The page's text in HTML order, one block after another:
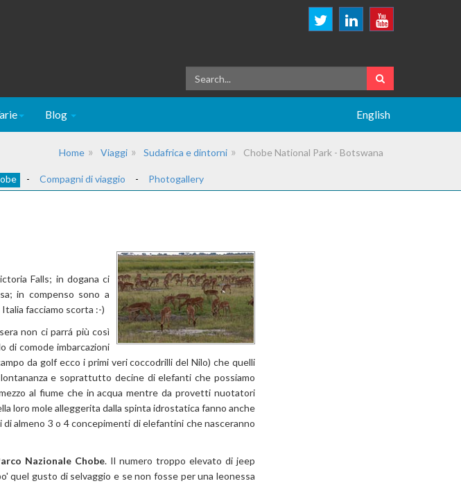
Blog English
Home Viaggi Sudafrica e dintorni Chobe National Park - Botswana
- Compagni di viaggio - Photogallery
Falls; in dogana ci
in compenso sono a
facciamo scorta :-)
non ci parrá più così
di comode imbarcazioni
da golf ecco i primi veri coccodrillidel Nilo) che quelli
e soprattutto decine di elefanti che possiamo
al fiume che in acqua mentre da provetti nuotatori
loro mole alleggerita dalla spinta idrostatica fanno anche
almeno 3 o 4 concepimenti di elefantini che nasceranno
Nazionale Chobe. Il numero troppo elevato di jeep
quel gusto di selvaggio e se non fosse per una leonessa